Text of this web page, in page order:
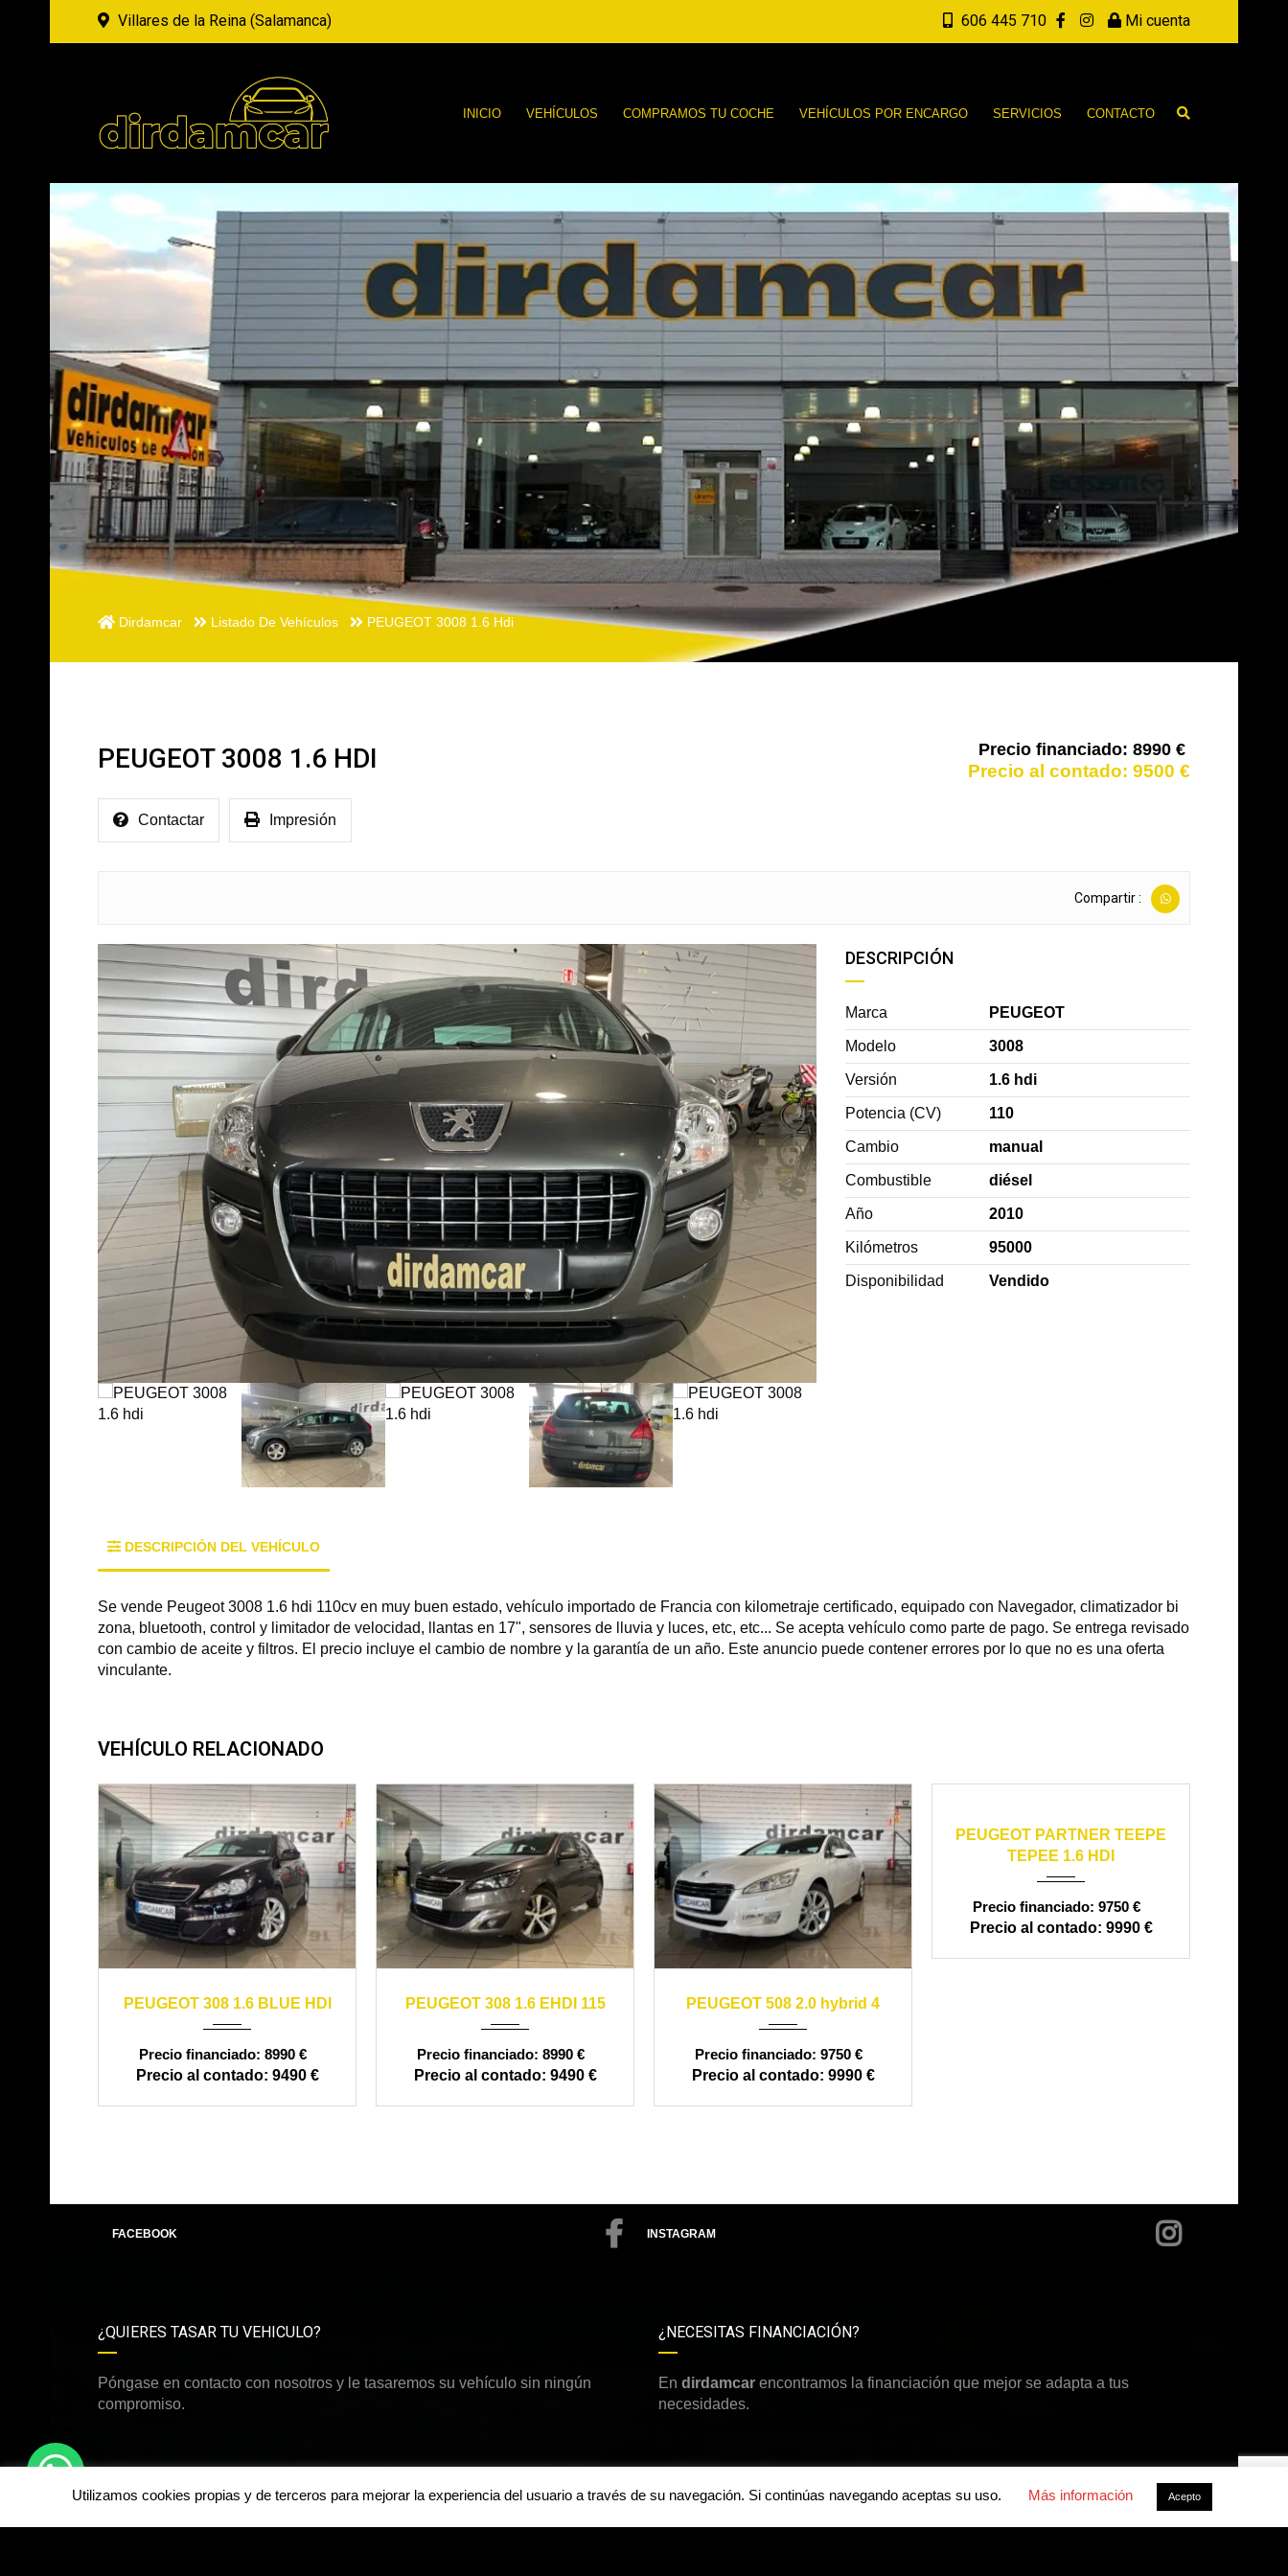
Villares de la Reina (Salamanca) 606 445 710 Mi cuenta
INICIO VEHÍCULOS COMPRAMOS TU COCHE VEHÍCULOS POR ENCARGO SERVICIOS CONTACTO
Dirdamcar Listado De Vehículos PEUGEOT 3008 1.6 Hdi
PEUGEOT 3008 1.6 HDI 8990 €
9500 €
Contactar Impresión
Compartir :
DESCRIPCIÓN
Marca PEUGEOT
Modelo 3008
Versión 1.6 hdi
Potencia (CV) 110
Cambio manual
Combustible diésel
Año 2010
Kilómetros 95000
Disponibilidad Vendido
DESCRIPCIÓN DEL VEHÍCULO
Se vende Peugeot 3008 1.6 hdi 110cv en muy buen estado, vehículo importado de Francia con kilometraje certificado, equipado con Navegador, climatizador bi
zona, bluetooth, control y limitador de velocidad, llantas en 17", sensores de lluvia y luces, etc, etc... Se acepta vehículo como parte de pago. Se entrega revisado
con cambio de aceite y filtros. El precio incluye el cambio de nombre y la garantía de un año. Este anuncio puede contener errores por lo que no es una oferta
vinculante.
VEHÍCULO RELACIONADO
PEUGEOT 308 1.6 BLUE HDI
8990 €
9490 €
PEUGEOT 308 1.6 EHDI 115
8990 €
9490 €
120000
PEUGEOT 508 2.0 hybrid 4
9750 €
9990 €
PEUGEOT PARTNER TEEPE
TEPEE 1.6 HDI
9750 €
9990 €
FACEBOOK INSTAGRAM
¿QUIERES TASAR TU VEHICULO?
Póngase en contacto con nosotros y le tasaremos su vehículo sin ningún
compromiso.
¿NECESITAS FINANCIACIÓN?
En dirdamcar encontramos la financiación que mejor se adapta a tus
necesidades.
Utilizamos cookies propias y de terceros para mejorar la experiencia del usuario a través de su navegación. Si continúas navegando aceptas su uso. Más información Acepto